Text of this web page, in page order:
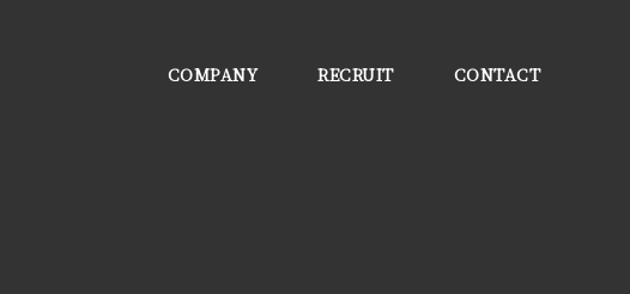
COMPANY RECRUIT CONTACT